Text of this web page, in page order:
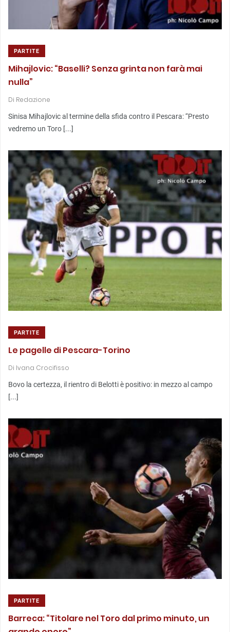
PARTITE
Mihajlovic: “Baselli? Senza grinta non farà mai
nulla”
Di Redazione
Sinisa Mihajlovic al termine della sfida contro il Pescara: “Presto
vedremo un Toro [...]
PARTITE
Le pagelle di Pescara-Torino
Di Ivana Crocifisso
Bovo la certezza, il rientro di Belotti è positivo: in mezzo al campo
[...]
PARTITE
Barreca: “Titolare nel Toro dal primo minuto, un